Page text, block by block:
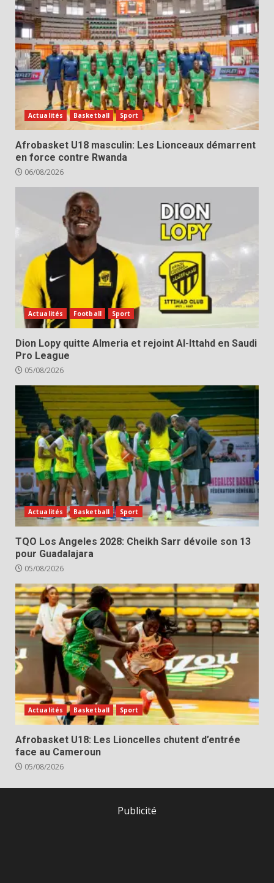
Actualités Basketball Sport
Afrobasket U18 masculin: Les Lionceaux démarrent
en force contre Rwanda
06/08/2026
Actualités Football Sport
Dion Lopy quitte Almeria et rejoint Al-Ittahd en Saudi
Pro League
05/08/2026
Actualités Basketball Sport
TQO Los Angeles 2028: Cheikh Sarr dévoile son 13
pour Guadalajara
05/08/2026
Actualités Basketball Sport
Afrobasket U18: Les Lioncelles chutent d’entrée
face au Cameroun
05/08/2026
Publicité